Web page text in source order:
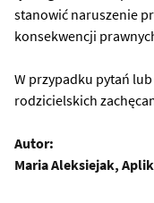
stanowić naruszenie
konsekwencji
W przypadku pytań
rodzicielskich
Autor:
Maria Aleksiejak,